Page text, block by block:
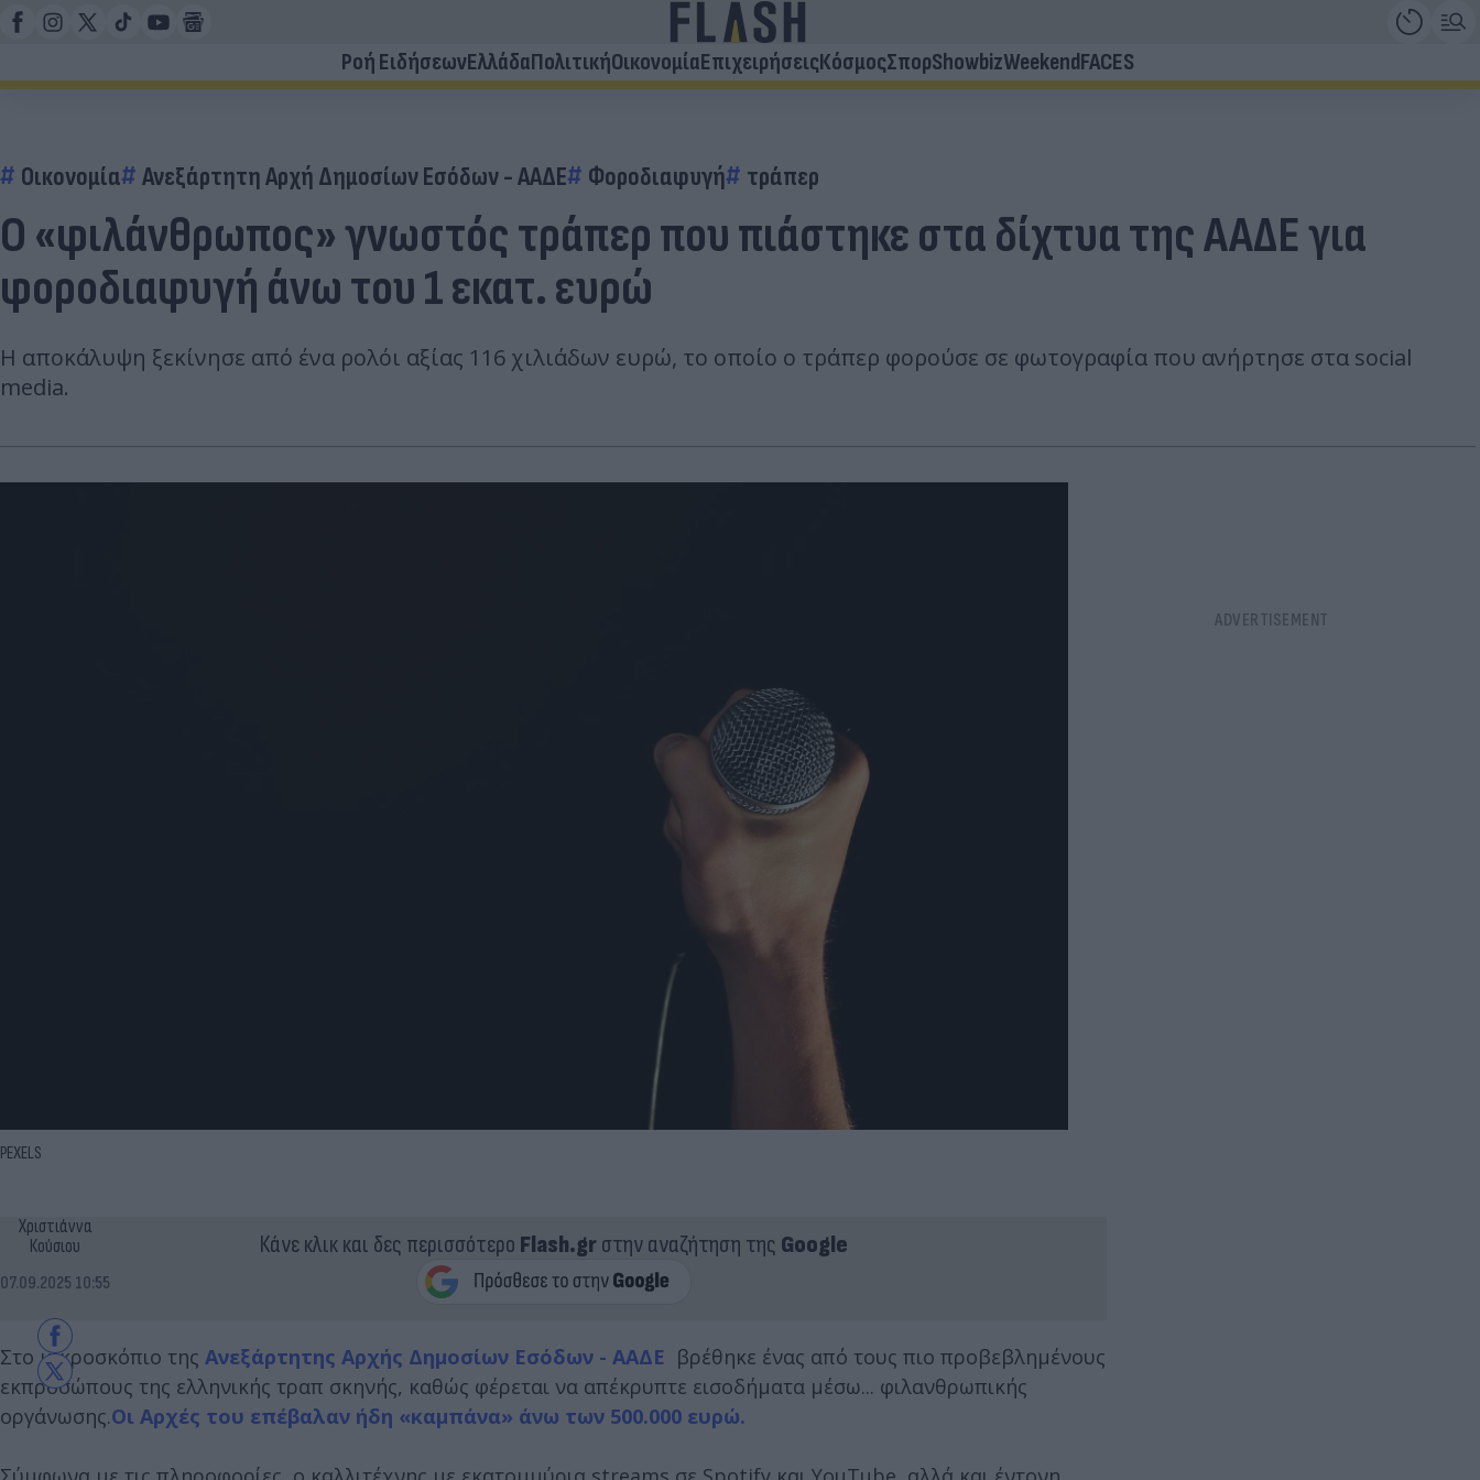
Ροή ΕιδήσεωνΕλλάδαΠολιτικήΟικονομίαΕπιχειρήσειςΚόσμοςΣπορShowbizWeekendFACES
Οικονομία Ανεξάρτητη Αρχή Δημοσίων Εσόδων - ΑΑΔΕ Φοροδιαφυγή τράπερ
Ο «φιλάνθρωπος» γνωστός τράπερ που πιάστηκε στα δίχτυα της ΑΑΔΕ για
φοροδιαφυγή άνω του 1 εκατ. ευρώ
Η αποκάλυψη ξεκίνησε από ένα ρολόι αξίας 116 χιλιάδων ευρώ, το οποίο ο τράπερ φορούσε σε φωτογραφία που ανήρτησε στα social
media.
PEXELS
Χριστιάννα
Κούσιου
07.09.2025 10:55
Κάνε κλικ και δες περισσότερο Flash.grστην αναζήτηση της Google
Στο μικροσκόπιο της Ανεξάρτητης Αρχής Δημοσίων Εσόδων - ΑΑΔΕ βρέθηκε ένας από τους πιο προβεβλημένους
εκπροσώπους της ελληνικής τραπ σκηνής, καθώς φέρεται να απέκρυπτε εισοδήματα μέσω... φιλανθρωπικής
οργάνωσης.Οι Αρχές του επέβαλαν ήδη «καμπάνα» άνω των 500.000 ευρώ.